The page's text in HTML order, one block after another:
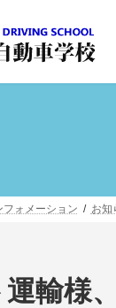
フォメーション お知
輸様